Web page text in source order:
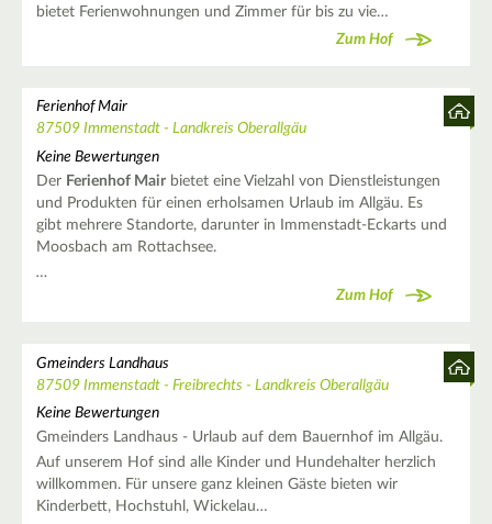
bietet Ferienwohnungen und Zimmer für bis zu vie…
Zum Hof
Ferienhof Mair
87509 Immenstadt - Landkreis Oberallgäu
Keine Bewertungen
Der Ferienhof Mairbietet eine Vielzahl von Dienstleistungen
und Produkten für einen erholsamen Urlaub im Allgäu. Es
gibt mehrere Standorte, darunter in Immenstadt-Eckarts und
Moosbach am Rottachsee.
…
Zum Hof
Gmeinders Landhaus
87509 Immenstadt - Freibrechts - Landkreis Oberallgäu
Keine Bewertungen
Gmeinders Landhaus - Urlaub auf dem Bauernhof im Allgäu.
Auf unserem Hof sind alle Kinder und Hundehalter herzlich
willkommen. Für unsere ganz kleinen Gäste bieten wir
Kinderbett, Hochstuhl, Wickelau…